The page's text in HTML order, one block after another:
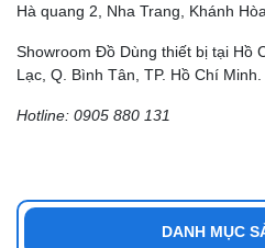
Hà quang 2, Nha Trang, Khánh Hòa
Showroom Đồ Dùng thiết bị tại Hồ
Lạc, Q. Bình Tân, TP. Hồ Chí Minh.
Hotline: 0905 880 131
DANH MỤC